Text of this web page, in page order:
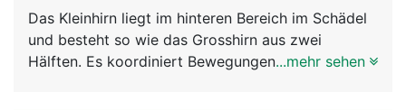
News
Das Kleinhirn liegt im hinteren Bereich im Schädel
und besteht so wie das Grosshirn aus zwei
Hälften. Es koordiniert Bewegungen und sorgt
...mehr sehen